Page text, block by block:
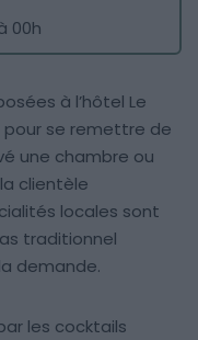
00h
à l’hôtel Le
se remettre de
une chambre ou
clientèle
locales sont
traditionnel
demande.
les cocktails